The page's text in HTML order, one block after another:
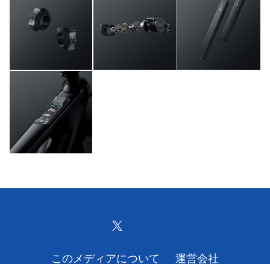
運営会社
利用規約
プライバシーポリシー
ライター名簿
お問い合せ
このメディアについて 運営会社